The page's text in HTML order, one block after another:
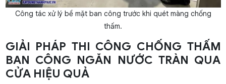
Công tác xử lý bề mặt ban công trước khi quét màng chống
thấm.
GIẢI PHÁP THI CÔNG CHỐNG THẤM
BAN CÔNG NGĂN NƯỚC TRÀN QUA
CỬA HIỆU QUẢ